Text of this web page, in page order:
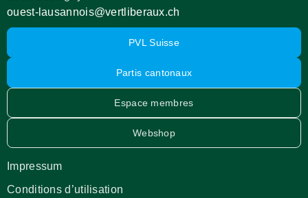
ouest-lausannois@vertliberaux.ch
Impressum
Conditions d’utilisation
PVL Suisse
Partis cantonaux
Espace membres
Webshop